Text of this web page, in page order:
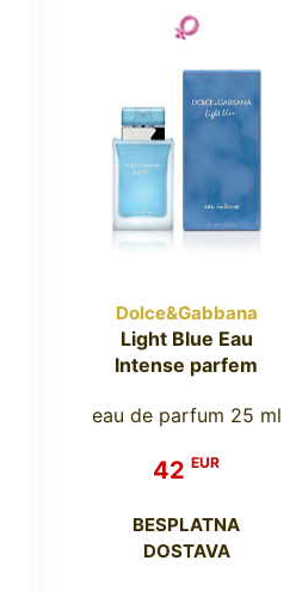
Dolce&Gabbana
Light Blue Eau
Intense parfem
eau de parfum 25 ml
42 EUR
BESPLATNA
DOSTAVA